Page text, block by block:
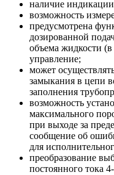
наличие индикации
возможность
предусмотрена
дозированной
объема жидкости
управление;
может
замыкания в цепи
заполнения
возможность
максимального
при выходе за
сообщение об
для
преобразование
постоянного тока